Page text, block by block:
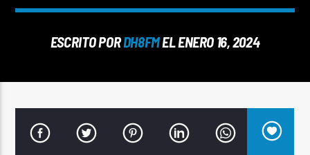
TÍTULOESCRITO PORDH8FMEL ENERO 16, 2024